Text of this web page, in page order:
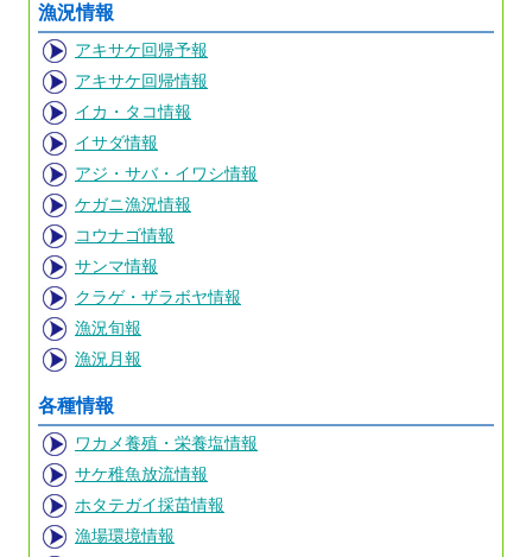
漁況情報
アキサケ回帰予報
アキサケ回帰情報
イカ・タコ情報
イサダ情報
アジ・サバ・イワシ情報
ケガニ漁況情報
コウナゴ情報
サンマ情報
クラゲ・ザラボヤ情報
漁況旬報
漁況月報
各種情報
ワカメ養殖・栄養塩情報
サケ稚魚放流情報
ホタテガイ採苗情報
漁場環境情報